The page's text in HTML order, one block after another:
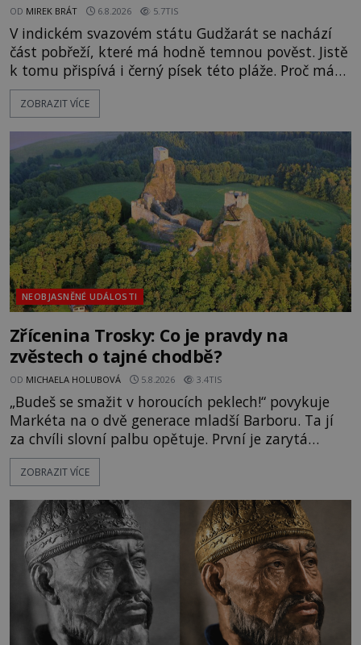
OD MIREK BRÁT 6.8.2026 5.7TIS
V indickém svazovém státu Gudžarát se nachází
část pobřeží, které má hodně temnou pověst. Jistě
k tomu přispívá i černý písek této pláže. Proč má
pláž takové netypické zbarvení? Nakolik jsou
pravdivé historky, že zde došlo k nevysvětlitelným
následovat. Vstupujeme na pláž Dumas ve městě
Surat. Gu
ZOBRAZIT VÍCE
NEOBJASNĚNÉ UDÁLOSTI
Zřícenina Trosky: Co je pravdy na
zvěstech o tajné chodbě?
OD MICHAELA HOLUBOVÁ 5.8.2026 3.4TIS
„Budeš se smažit v horoucích peklech!“ povykuje
Markéta na o dvě generace mladší Barboru. Ta jí
za chvíli slovní palbu opětuje. První je zarytá
katolička, druhá přesvědčená kališnice. A každá z
nich se usídlí na jedné z věží slavného hradu
mezi vůdce protihusitského boje. Za manželku má
skutečně jistou
ZOBRAZIT VÍCE